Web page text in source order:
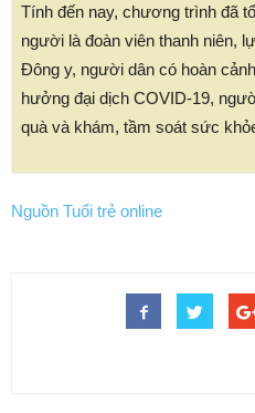
Tính đến nay, chương trình đã
người là đoàn viên thanh niên,
Đông y, người dân có hoàn
hưởng đại dịch COVID-19,
quà và khám, tầm soát sức
Nguồn Tuổi trẻ online